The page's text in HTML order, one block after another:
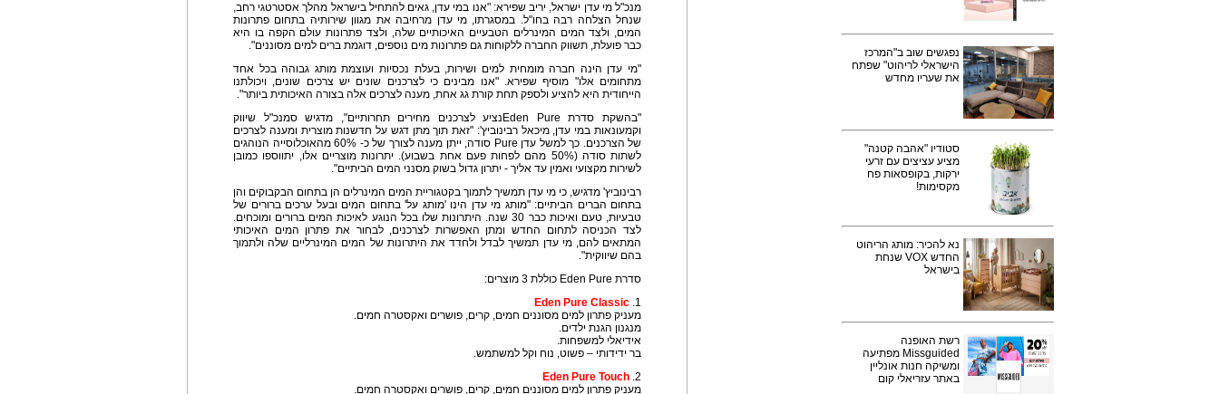
נפגשים שוב ב"המרכז
הישראלי לריהוט" שפתח
את שעריו מחדש
סטודיו "אהבה קטנה"
מציע עציצים עם זרעי
ירקות, בקופסאות פח
מקסימות!
נא להכיר: מותג הריהוט
החדש VOX שנחת
בישראל
רשת האופנה
Missguided מפתיעה
ומשיקה חנות אונליין
באתר עזריאלי קום
מנכ"ל מי עדן ישראל, יריב שפירא: "אנו במי עדן, גאים להתחיל בישראל מהלך אסטרטגי רחב,
שנחל הצלחה רבה בחו"ל. במסגרתו, מי עדן מרחיבה את מגוון שירותיה בתחום פתרונות
המים, ולצד המים המינרלים הטבעיים האיכותיים שלה, ולצד פתרונות עולם הקפה בו היא
כבר פועלת, תשווק החברה ללקוחות גם פתרונות מים נוספים, דוגמת ברים למים מסוננים".
"מי עדן הינה חברה מומחית למים ושירות, בעלת נכסיות ועוצמת מותג גבוהה בכל אחד
מתחומים אלו" מוסיף שפירא. "אנו מבינים כי לצרכנים שונים יש צרכים שונים, ויכולתנו
הייחודית היא להציע ולספק תחת קורת גג אחת, מענה לצרכים אלה בצורה האיכותית ביותר".
"בהשקת סדרת Eden Pureנציע לצרכנים מחירים תחרותיים", מדגיש סמנכ"ל שיווק
וקמעונאות במי עדן, מיכאל רבינוביץ': "זאת תוך מתן דגש על חדשנות מוצרית ומענה לצרכים
של הצרכנים. כך למשל עדן Pure סודה, ייתן מענה לצורך של כ- 60% מהאוכלוסייה הנוהגים
לשתות סודה (50% מהם לפחות פעם אחת בשבוע). יתרונות מוצריים אלו, יתווספו כמובן
לשירות מקצועי ואמין עד אליך - יתרון גדול בשוק מסנני המים הביתיים".
רבינוביץ' מדגיש, כי מי עדן תמשיך לתמוך בקטגוריית המים המינרלים הן בתחום הבקבוקים והן
בתחום הברים הביתיים: "מותג מי עדן הינו 'מותג על' בתחום המים ובעל ערכים ברורים של
טבעיות, טעם ואיכות כבר 30 שנה. היתרונות שלו בכל הנוגע לאיכות המים ברורים ומוכחים.
לצד הכניסה לתחום החדש ומתן האפשרות לצרכנים, לבחור את פתרון המים האיכותי
המתאים להם, מי עדן תמשיך לבדל ולחדד את היתרונות של המים המינרליים שלה ולתמוך
בהם שיווקית".
סדרת Eden Pure כוללת 3 מוצרים:
1.
Eden Pure Classic
מעניק פתרון למים מסוננים חמים, קרים, פושרים ואקסטרה חמים.
מנגנון הגנת ילדים.
אידיאלי למשפחות.
בר ידידותי – פשוט, נוח וקל למשתמש.
2.
Eden Pure Touch
מעניק פתרון למים מסוננים חמים, קרים, פושרים ואקסטרה חמים.